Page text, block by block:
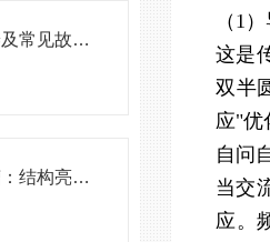
插接式母线槽维护保养及常见故障处理指南
探秘高压耐火型母线槽：结构亮点与实用效能
（1
这是
双半
应"优
自问
当交
应。